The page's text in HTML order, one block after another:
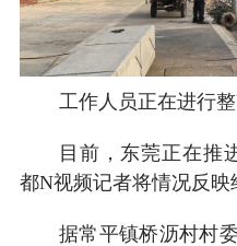
工作人员正在进行整
目前，东莞正在推
都N视频记者将情况反映
据常平镇桥沥村村